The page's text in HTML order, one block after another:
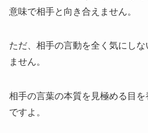
意味で相手と向き合えません。
ただ、相手の言動を全く気にしな
ません。
相手の言葉の本質を見極める目を
ですよ。